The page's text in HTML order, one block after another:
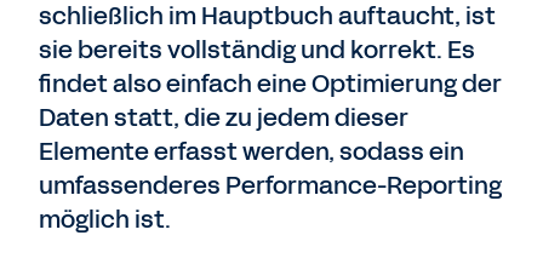
schließlich im Hauptbuch auftaucht, ist
sie bereits vollständig und korrekt. Es
findet also einfach eine Optimierung der
Daten statt, die zu jedem dieser
Elemente erfasst werden, sodass ein
umfassenderes Performance-Reporting
möglich ist.